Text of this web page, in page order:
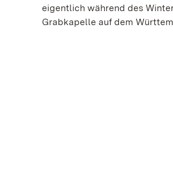
eigentlich während des
Grabkapelle auf dem